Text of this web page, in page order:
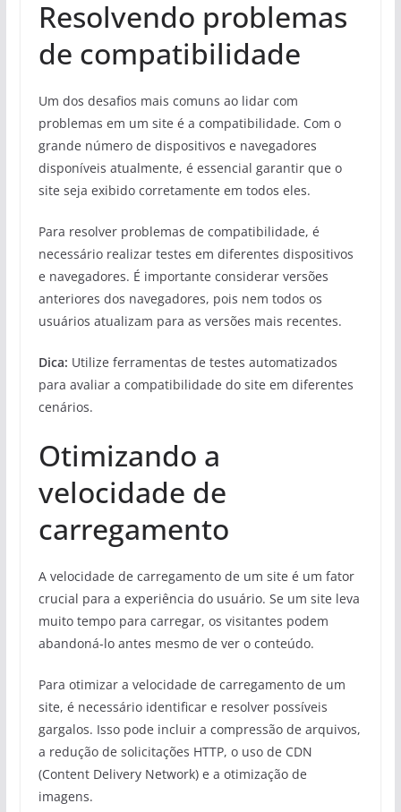
Resolvendo problemas
de compatibilidade
Um dos desafios mais comuns ao lidar com
problemas em um site é a compatibilidade. Com o
grande número de dispositivos e navegadores
disponíveis atualmente, é essencial garantir que o
site seja exibido corretamente em todos eles.
Para resolver problemas de compatibilidade, é
necessário realizar testes em diferentes dispositivos
e navegadores. É importante considerar versões
anteriores dos navegadores, pois nem todos os
usuários atualizam para as versões mais recentes.
Dica: Utilize ferramentas de testes automatizados
para avaliar a compatibilidade do site em diferentes
cenários.
Otimizando a
velocidade de
carregamento
A velocidade de carregamento de um site é um fator
crucial para a experiência do usuário. Se um site leva
muito tempo para carregar, os visitantes podem
abandoná-lo antes mesmo de ver o conteúdo.
Para otimizar a velocidade de carregamento de um
site, é necessário identificar e resolver possíveis
gargalos. Isso pode incluir a compressão de arquivos,
a redução de solicitações HTTP, o uso de CDN
(Content Delivery Network) e a otimização de
imagens.